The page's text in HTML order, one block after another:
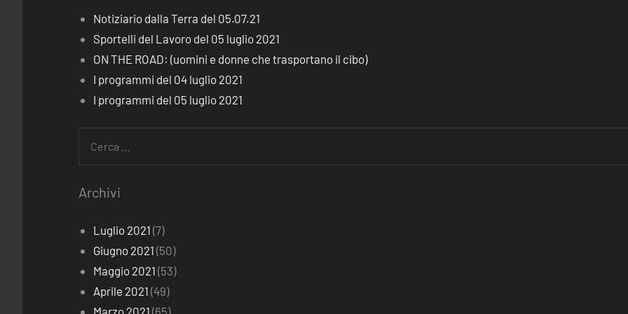
Notiziario dalla Terra del 05.07.21
Sportelli del Lavoro del 05 luglio 2021
ON THE ROAD: (uomini e donne che trasportano il cibo)
I programmi del 04 luglio 2021
I programmi del 05 luglio 2021
Archivi
Luglio 2021 (7)
Giugno 2021 (50)
Maggio 2021 (53)
Aprile 2021 (49)
Marzo 2021 (65)